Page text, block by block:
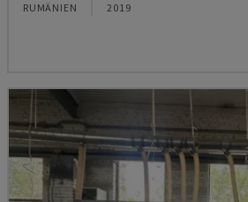
RUMÄNIEN 2019